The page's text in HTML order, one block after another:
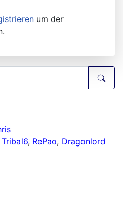
um der
Tribal6, RePao, Dragonlord